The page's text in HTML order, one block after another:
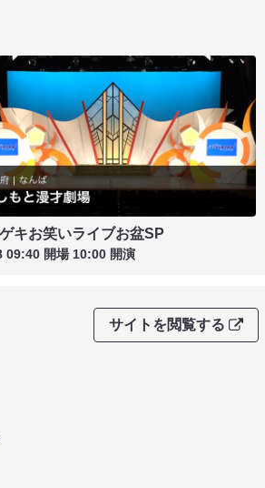
キお笑いライブお盆SP
09:40 開場 10:00 開演
サイトを閲覧する